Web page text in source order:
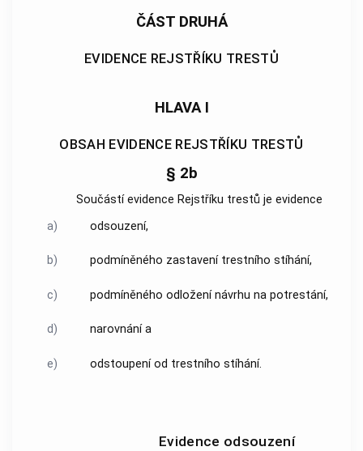
ČÁST DRUHÁ
EVIDENCE REJSTŘÍKU TRESTŮ
HLAVA I
OBSAH EVIDENCE REJSTŘÍKU TRESTŮ
§ 2b
Součástí evidence Rejstříku trestů je evidence
a)
odsouzení,
b) podmíněného zastavení trestního stíhání,
c) podmíněného odložení návrhu na potrestání,
d) narovnání a
e) odstoupení od trestního stíhání.
Evidence odsouzení